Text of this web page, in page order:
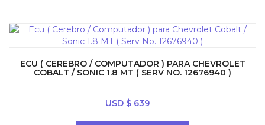
ECU ( CEREBRO / COMPUTADOR ) PARA CHEVROLET
COBALT / SONIC 1.8 MT ( SERV NO. 12676940 )
USD $639